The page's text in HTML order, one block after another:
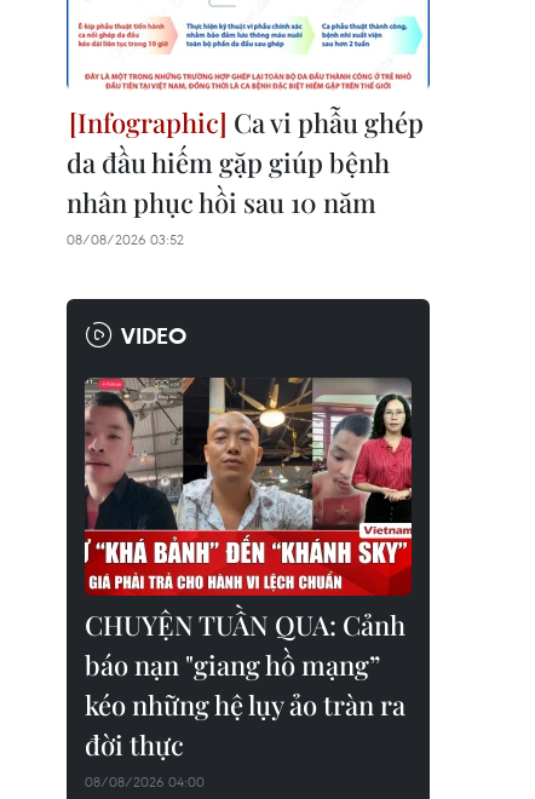
Ca vi phẫu ghép
da đầu hiếm gặp giúp bệnh
nhân phục hồi sau 10 năm
08/08/2026 03:52
VIDEO
CHUYỆN TUẦN QUA: Cảnh
báo nạn "giang hồ mạng”
kéo những hệ lụy ảo tràn ra
đời thực
08/08/2026 04:00